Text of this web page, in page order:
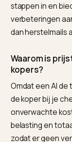
voor Shopify-
het je kosten-,
en
soepele
Waarom
Meestal door
onverwachte